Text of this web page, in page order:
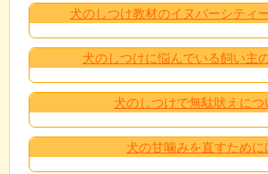
犬のしつけ教材のイヌバーシティ
犬のしつけに悩んでいる飼い主
犬のしつけで無駄吠えにつ
犬の甘噛みを直すために